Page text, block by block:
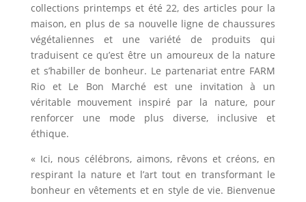
collections printemps et été 22, des articles pour la
maison, en plus de sa nouvelle ligne de chaussures
végétaliennes et une variété de produits qui
traduisent ce qu’est être un amoureux de la nature
et s’habiller de bonheur. Le partenariat entre FARM
Rio et Le Bon Marché est une invitation à un
véritable mouvement inspiré par la nature, pour
renforcer une mode plus diverse, inclusive et
éthique.
« Ici, nous célébrons, aimons, rêvons et créons, en
respirant la nature et l’art tout en transformant le
bonheur en vêtements et en style de vie. Bienvenue